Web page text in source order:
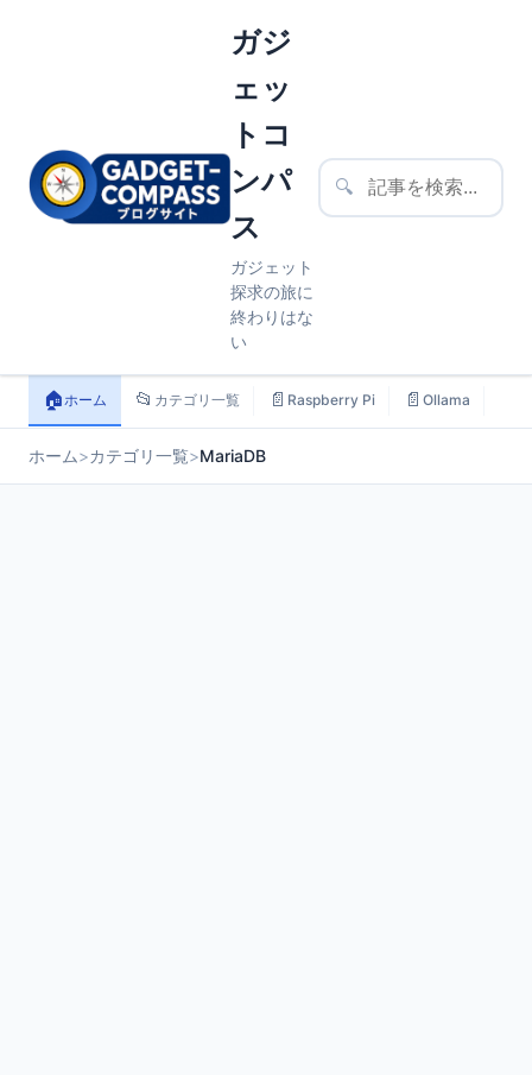
ガジ
ェッ
トコ
ンパ
ス
ガジェット
探求の旅に
終わりはな
い
🔍
🏠ホーム 📂 カテゴリ一覧 📄 Raspberry Pi 📄 Ollama
ホーム>カテゴリ一覧>MariaDB